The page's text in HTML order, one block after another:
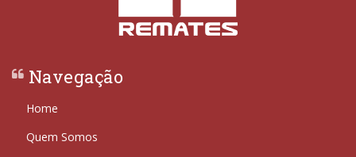
Navegação
Home
Quem Somos